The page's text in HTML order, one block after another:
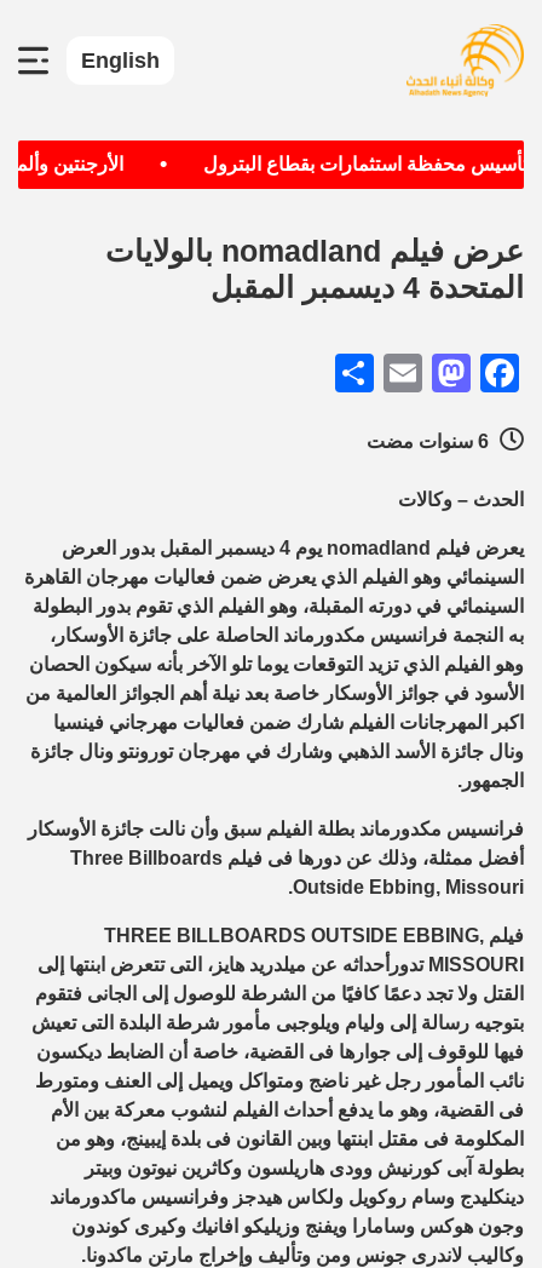
English
تأسيس محفظة استثمارات بقطاع البترول الأرجنتين
عرض فيلم nomadland بالولايات
المتحدة 4 ديسمبر المقبل
Facebook
Mastodon
Email
الحدث – وكالات
يعرض فيلم nomadland يوم 4 ديسمبر المقبل بدور العرض
السينمائي وهو الفيلم الذي يعرض ضمن فعاليات مهرجان القاهرة
السينمائي في دورته المقبلة، وهو الفيلم الذي تقوم بدور البطولة
به النجمة فرانسيس مكدورماند الحاصلة على جائزة الأوسكار،
وهو الفيلم الذي تزيد التوقعات يوما تلو الآخر بأنه سيكون الحصان
الأسود في جوائز الأوسكار خاصة بعد نيلة أهم الجوائز العالمية من
اكبر المهرجانات الفيلم شارك ضمن فعاليات مهرجاني فينسيا
ونال جائزة الأسد الذهبي وشارك في مهرجان تورونتو ونال جائزة
الجمهور.
فرانسيس مكدورماند بطلة الفيلم سبق وأن نالت جائزة الأوسكار
أفضل ممثلة، وذلك عن دورها فى فيلم Three Billboards
Outside Ebbing, Missouri.
فيلم THREE BILLBOARDS OUTSIDE EBBING,
MISSOURI تدورأحداثه عن ميلدريد هايز، التى تتعرض ابنتها إلى
القتل ولا تجد دعمًا كافيًا من الشرطة للوصول إلى الجانى فتقوم
بتوجيه رسالة إلى وليام ويلوجبى مأمور شرطة البلدة التى تعيش
فيها للوقوف إلى جوارها فى القضية، خاصة أن الضابط ديكسون
نائب المأمور رجل غير ناضج ومتواكل ويميل إلى العنف ومتورط
فى القضية، وهو ما يدفع أحداث الفيلم لنشوب معركة بين الأم
المكلومة فى مقتل ابنتها وبين القانون فى بلدة إيبينج، وهو من
بطولة آبى كورنيش وودى هاريلسون وكاثرين نيوتون وبيتر
دينكليدج وسام روكويل ولكاس هيدجز وفرانسيس ماكدورماند
وجون هوكس وسامارا ويفنج وزيليكو افانيك وكيرى كوندون
وكاليب لاندرى جونس ومن وتأليف وإخراج مارتن ماكدونا.